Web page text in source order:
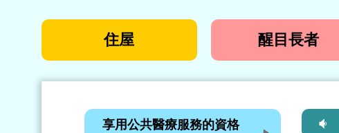
住屋 醒目長者
享用公共醫療服務的資格